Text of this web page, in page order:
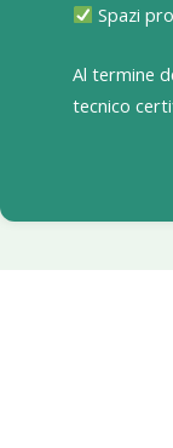
Spazi
Al termine
tecnico